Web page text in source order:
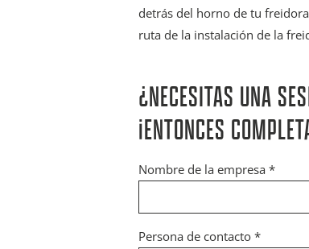
detrás del horno de tu
ruta de la instalación de la
¿NECESITAS UNA
¡ENTONCES
Nombre de la empresa *
Persona de contacto *